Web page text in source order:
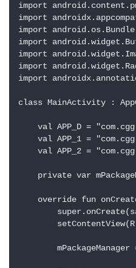
import
import
import android.os.Bundle
import
import
import
import
class MainActivity :
val APP_D =
val APP_1 =
val APP_2 =
private var
override fun
mPackageManager